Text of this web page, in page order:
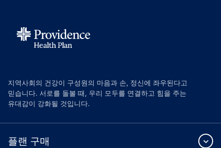
지역사회의 건강이 구성원의 마음과 손, 정신에 좌우된다고
믿습니다. 서로를 돌볼 때, 우리 모두를 연결하고 힘을 주는
유대감이 강화될 것입니다.
플랜 구매